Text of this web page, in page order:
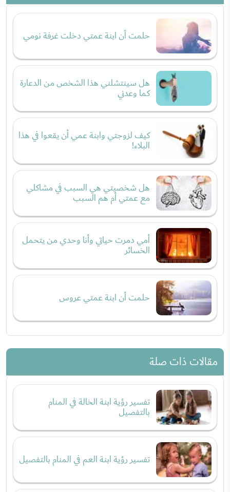
حلمت أن ابنة عمتي دخلت غرفة نومي
هل سينتشلني هذا الشخص من الدعارة
كما وعدني
كيف لزوجتي وابنة عمي أن يقعوا في هذا
البلاء!
هل شخصيتي هي السبب في مشاكلي
مع عمتي أم هم السبب
أمي دمرت حياتي وأنا وحدي من يتحمل
الخسائر
حلمت أن ابنة عمتي عروس
مقالات ذات صلة
تفسير رؤية ابنة الخالة في المنام
بالتفصيل
تفسير رؤية ابنة العم في المنام بالتفصيل